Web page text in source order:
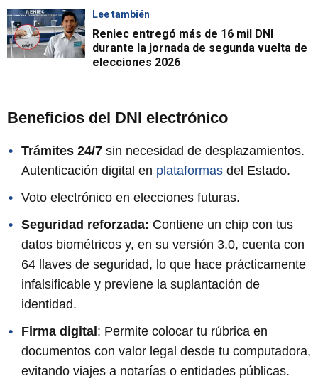
Lee también
Reniec entregó más de 16 mil DNI
durante la jornada de segunda vuelta de
elecciones 2026
Beneficios del DNI electrónico
Trámites 24/7 sin necesidad de desplazamientos.
Autenticación digital en plataformas del Estado.
Voto electrónico en elecciones futuras.
Seguridad reforzada: Contiene un chip con tus
datos biométricos y, en su versión 3.0, cuenta con
64 llaves de seguridad, lo que hace prácticamente
infalsificable y previene la suplantación de
identidad.
Firma digital: Permite colocar tu rúbrica en
documentos con valor legal desde tu computadora,
evitando viajes a notarías o entidades públicas.